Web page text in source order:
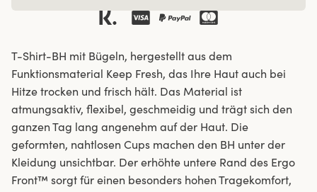
T-Shirt-BH mit Bügeln, hergestellt aus dem
Funktionsmaterial Keep Fresh, das Ihre Haut auch bei
Hitze trocken und frisch hält. Das Material ist
atmungsaktiv, flexibel, geschmeidig und trägt sich den
ganzen Tag lang angenehm auf der Haut. Die
geformten, nahtlosen Cups machen den BH unter der
Kleidung unsichtbar. Der erhöhte untere Rand des Ergo
Front™ sorgt für einen besonders hohen Tragekomfort,